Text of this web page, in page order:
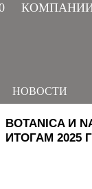
НОВОСТИ
BOTANICA И
ИТОГАМ 2025